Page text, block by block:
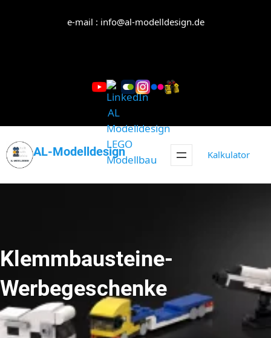
e-mail : info@al-modelldesign.de
AL-Modelldesign Kalkulator
Klemmbausteine-
Werbegeschenke